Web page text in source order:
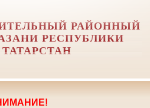
РАЙОННЫЙ
РЕСПУБЛИКИ
ТАТАРСТАН